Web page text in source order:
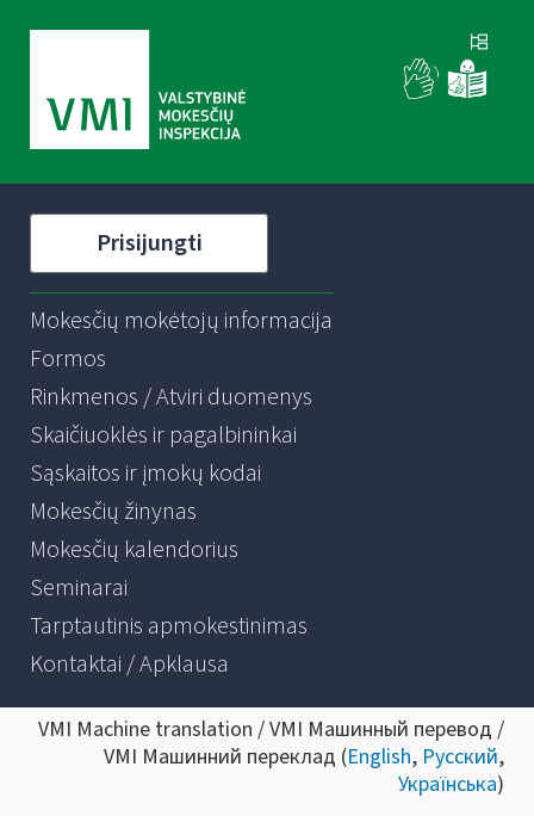
Prisijungti
Mokesčių mokėtojų informacija
Formos
Rinkmenos / Atviri duomenys
Skaičiuoklės ir pagalbininkai
Sąskaitos ir įmokų kodai
Mokesčių žinynas
Mokesčių kalendorius
Seminarai
Tarptautinis apmokestinimas
Kontaktai / Apklausa
VMI Machine translation / VMI Машинный перевод /
VMI Машинний переклад (English, Русский,
Українська)